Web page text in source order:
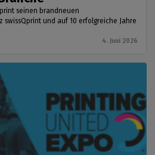
seinen brandneuen
swissQprint und auf 10 erfolgreiche Jahre
4. Juni 2026